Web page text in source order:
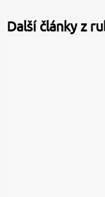
Další články z